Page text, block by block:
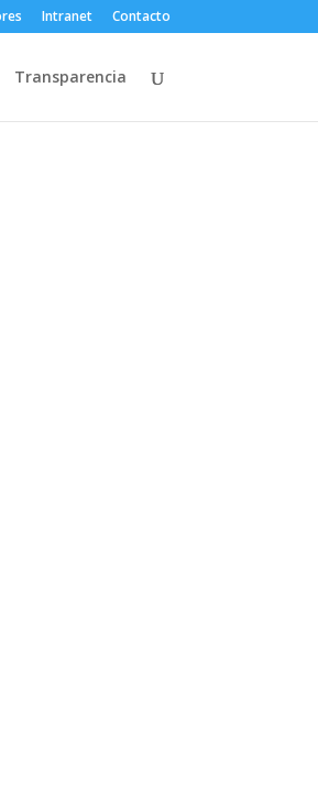
Intranet Contacto
Transparencia